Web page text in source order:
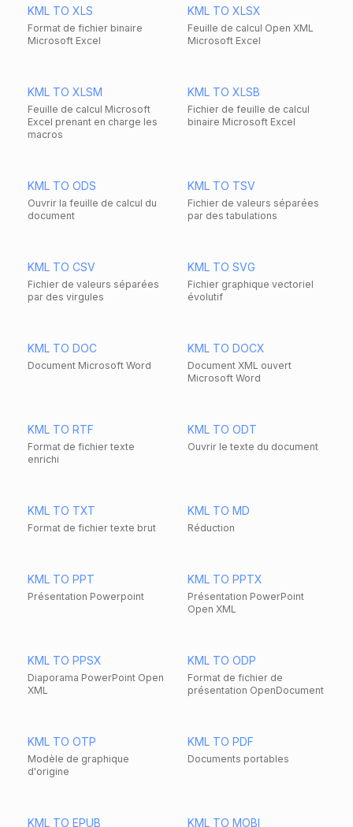
KML TO XLS
Format de fichier binaire
Microsoft Excel
KML TO XLSX
Feuille de calcul Open XML
Microsoft Excel
KML TO XLSM
Feuille de calcul Microsoft
Excel prenant en charge les
macros
KML TO XLSB
Fichier de feuille de calcul
binaire Microsoft Excel
KML TO ODS
Ouvrir la feuille de calcul du
document
KML TO TSV
Fichier de valeurs séparées
par des tabulations
KML TO CSV
Fichier de valeurs séparées
par des virgules
KML TO SVG
Fichier graphique vectoriel
évolutif
KML TO DOC
Document Microsoft Word
KML TO DOCX
Document XML ouvert
Microsoft Word
KML TO RTF
Format de fichier texte
enrichi
KML TO ODT
Ouvrir le texte du document
KML TO TXT
Format de fichier texte brut
KML TO MD
Réduction
KML TO PPT
Présentation Powerpoint
KML TO PPTX
Présentation PowerPoint
Open XML
KML TO PPSX
Diaporama PowerPoint Open
XML
KML TO ODP
Format de fichier de
présentation OpenDocument
KML TO OTP
Modèle de graphique
d'origine
KML TO PDF
Documents portables
KML TO EPUB KML TO MOBI